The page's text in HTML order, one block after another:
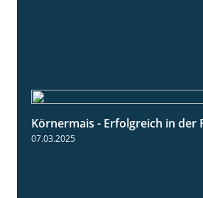
Körnermais - Erfolgreich in der
07.03.2025